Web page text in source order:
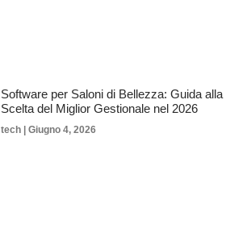
Software per Saloni di Bellezza: Guida alla
Scelta del Miglior Gestionale nel 2026
tech Giugno 4, 2026